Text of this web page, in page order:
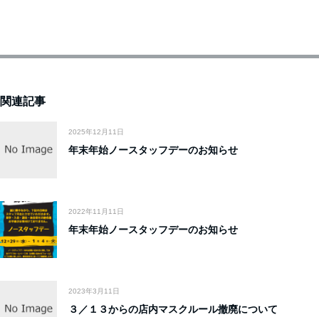
関連記事
2025年12月11日
年末年始ノースタッフデーのお知らせ
2022年11月11日
年末年始ノースタッフデーのお知らせ
2023年3月11日
３／１３からの店内マスクルール撤廃について